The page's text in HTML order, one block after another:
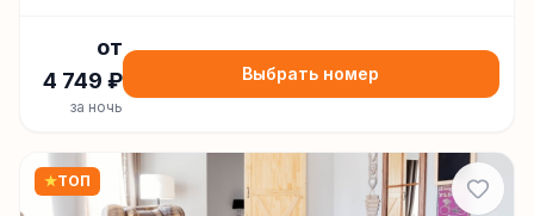
от
4 749 ₽
за ночь
Выбрать номер
★ТОП